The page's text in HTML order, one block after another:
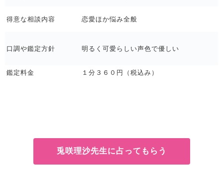
得意な相談内容 恋愛ほか悩み全般
口調や鑑定方針 明るく可愛らしい声色で優しい
鑑定料金 １分３６０円（税込み）
兎咲理沙先生に占ってもらう